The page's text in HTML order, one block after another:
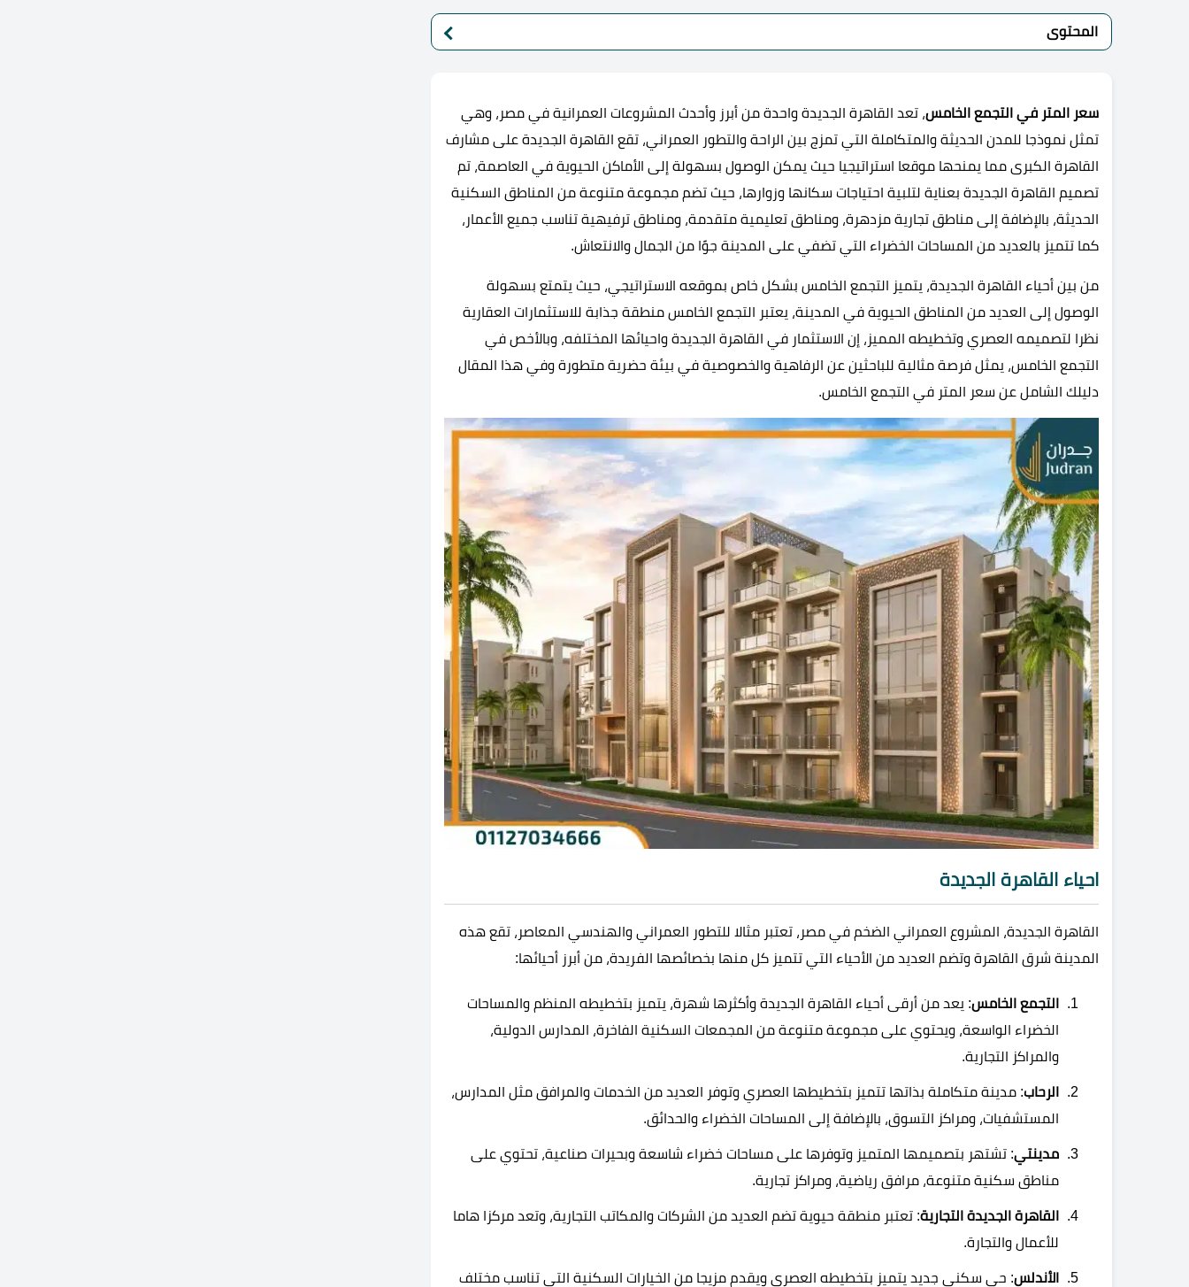
المحتوى
سعر المتر في التجمع الخامس، تعد القاهرة الجديدة واحدة من أبرز وأحدث المشروعات العمرانية في مصر، وهي
تمثل نموذجا للمدن الحديثة والمتكاملة التي تمزج بين الراحة والتطور العمراني، تقع القاهرة الجديدة على مشارف
القاهرة الكبرى مما يمنحها موقعا استراتيجيا حيث يمكن الوصول بسهولة إلى الأماكن الحيوية في العاصمة، تم
تصميم القاهرة الجديدة بعناية لتلبية احتياجات سكانها وزوارها، حيث تضم مجموعة متنوعة من المناطق السكنية
الحديثة، بالإضافة إلى مناطق تجارية مزدهرة، ومناطق تعليمية متقدمة، ومناطق ترفيهية تناسب جميع الأعمار،
كما تتميز بالعديد من المساحات الخضراء التي تضفي على المدينة جوًا من الجمال والانتعاش.
من بين أحياء القاهرة الجديدة، يتميز التجمع الخامس بشكل خاص بموقعه الاستراتيجي، حيث يتمتع بسهولة
الوصول إلى العديد من المناطق الحيوية في المدينة، يعتبر التجمع الخامس منطقة جذابة للاستثمارات العقارية
نظرا لتصميمه العصري وتخطيطه المميز، إن الاستثمار في القاهرة الجديدة واحيائها المختلفه، وبالأخص في
التجمع الخامس، يمثل فرصة مثالية للباحثين عن الرفاهية والخصوصية في بيئة حضرية متطورة وفي هذا المقال
دليلك الشامل عن سعر المتر في التجمع الخامس.
احياء القاهرة الجديدة
القاهرة الجديدة، المشروع العمراني الضخم في مصر، تعتبر مثالا للتطور العمراني والهندسي المعاصر، تقع هذه
المدينة شرق القاهرة وتضم العديد من الأحياء التي تتميز كل منها بخصائصها الفريدة، من أبرز أحيائها:
التجمع الخامس: يعد من أرقى أحياء القاهرة الجديدة وأكثرها شهرة، يتميز بتخطيطه المنظم والمساحات
الخضراء الواسعة، ويحتوي على مجموعة متنوعة من المجمعات السكنية الفاخرة، المدارس الدولية،
والمراكز التجارية.
الرحاب: مدينة متكاملة بذاتها تتميز بتخطيطها العصري وتوفر العديد من الخدمات والمرافق مثل المدارس،
المستشفيات، ومراكز التسوق، بالإضافة إلى المساحات الخضراء والحدائق.
مدينتي: تشتهر بتصميمها المتميز وتوفرها على مساحات خضراء شاسعة وبحيرات صناعية، تحتوي على
مناطق سكنية متنوعة، مرافق رياضية، ومراكز تجارية.
القاهرة الجديدة التجارية: تعتبر منطقة حيوية تضم العديد من الشركات والمكاتب التجارية، وتعد مركزا هاما
للأعمال والتجارة.
الأندلس: حي سكني جديد يتميز بتخطيطه العصري ويقدم مزيجا من الخيارات السكنية التي تناسب مختلف